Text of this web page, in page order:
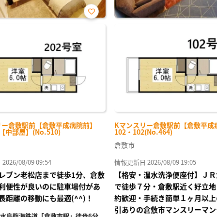
倉敷駅前【倉敷平成病院前】
中部屋】(No.510)
お気
2026/08/09 09:54
ブン老松店まで徒歩1分、倉敷
便性が良いのに駐車場付があ
距離の移動にも最適(^^)！
Kマンスリー倉敷駅前【倉敷平成
102・102(No.464)
倉敷市
情報更新日 2026/08/09 19:05
【格安・温水洗浄便座付】Ｊ
で徒歩７分・倉敷駅近く好立
約歓迎・手続き簡単１ヶ月以
引ありの倉敷市マンスリーマ